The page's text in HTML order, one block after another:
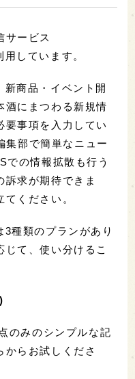
サービス
しています。
商品・イベント開
酒にまつわる新規情
要事項を入力してい
部で簡単なニュー
での情報拡散も行う
訴求が期待できま
ください。
種類のプランがあり
じて、使い分けるこ
のみのシンプルな記
からお試しくださ